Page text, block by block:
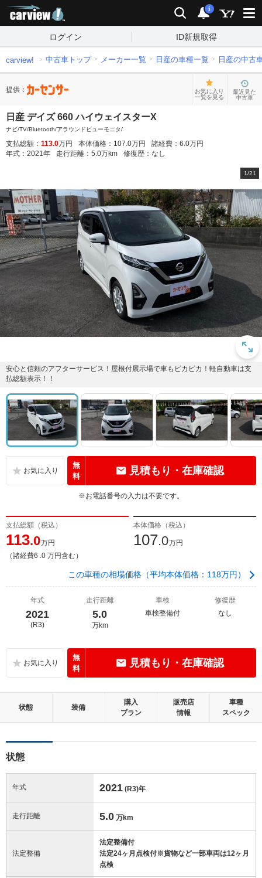
検索 通知
i
ログイン ID新規取得
carview! 中古車トップ メーカー一覧 日産の車種一覧 日産の中古
提供：
お気に入り
一覧を見る
最近見た
中古車
日産 デイズ 660 ハイウェイスターX
ナビ/TV/Bluetooth/アラウンドビューモニタ/
支払総額： 113.0万円 本体価格： 107.0万円 諸経費： 6.0万円
年式： 2021年 走行距離： 5.0万km 修復歴： なし
1/21
安心と信頼のアフターサービス！屋根付展示場で車もピカピカ！軽自動車は支
払総額表示！！
無
料
見積もり・在庫確認
※お電話番号の入力は不要です。
支払総額（税込）
113.0万円
（諸経費6 .0 万円含む）
本体価格（税込）
107.0万円
この車種の相場価格（平均本体価格：118万円）
年式
2021
(R3)
走行距離
5.0
万km
車検
車検整備付
修復歴
なし
無
料
見積もり・在庫確認
状態 装備
購入
プラン
販売店
情報
車種
スペック
状態
年式 2021 (R3)年
走行距離 5.0 万km
法定整備
法定整備付
法定24ヶ月点検付※貨物など一部車両は12ヶ月
点検